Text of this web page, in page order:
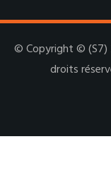
© Copyright © (S7)
droits